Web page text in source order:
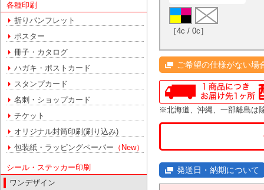
各種印刷
折りパンフレット
ポスター
冊子・カタログ
ハガキ・ポストカード
スタンプカード
名刺・ショップカード
チケット
オリジナル封筒印刷(刷り込み)
包装紙・ラッピングペーパー （New）
シール・ステッカー印刷
ワンデザイン
［4c / 0c］
ご希望の仕様がない
※北海道、沖縄、一部離島は
発送日・納期について